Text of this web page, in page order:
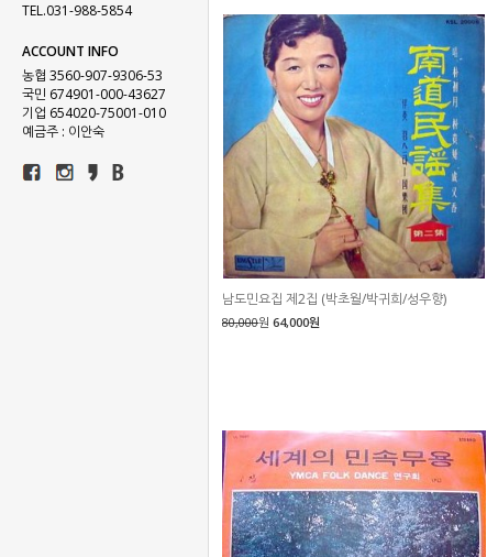
TEL.031-988-5854
ACCOUNT INFO
농협 3560-907-9306-53
국민 674901-000-43627
기업 654020-75001-010
예금주 : 이안숙
남도민요집 제2집 (박초월/박귀희/성우향)
80,000원 64,000원